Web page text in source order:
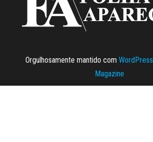
Orgulhosamente mantido com WordPress
Magazine